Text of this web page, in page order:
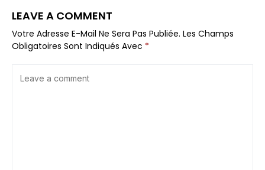
LEAVE A COMMENT
Votre Adresse E-Mail Ne Sera Pas Publiée. Les Champs
Obligatoires Sont Indiqués Avec *